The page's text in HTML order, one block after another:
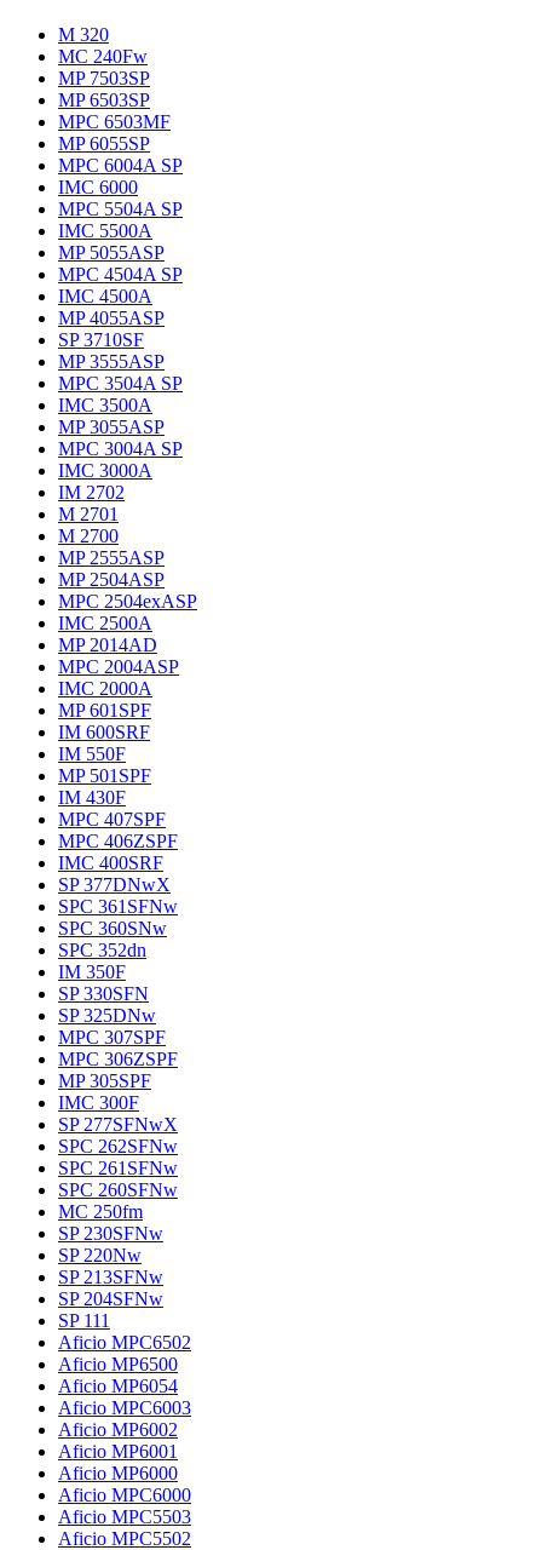
M 320
MC 240Fw
MP 7503SP
MP 6503SP
MPC 6503MF
MP 6055SP
MPC 6004A SP
IMC 6000
MPC 5504A SP
IMC 5500A
MP 5055ASP
MPC 4504A SP
IMC 4500A
MP 4055ASP
SP 3710SF
MP 3555ASP
MPC 3504A SP
IMC 3500A
MP 3055ASP
MPC 3004A SP
IMC 3000A
IM 2702
M 2701
M 2700
MP 2555ASP
MP 2504ASP
MPC 2504exASP
IMC 2500A
MP 2014AD
MPC 2004ASP
IMC 2000A
MP 601SPF
IM 600SRF
IM 550F
MP 501SPF
IM 430F
MPC 407SPF
MPC 406ZSPF
IMC 400SRF
SP 377DNwX
SPC 361SFNw
SPC 360SNw
SPC 352dn
IM 350F
SP 330SFN
SP 325DNw
MPC 307SPF
MPC 306ZSPF
MP 305SPF
IMC 300F
SP 277SFNwX
SPC 262SFNw
SPC 261SFNw
SPC 260SFNw
MC 250fm
SP 230SFNw
SP 220Nw
SP 213SFNw
SP 204SFNw
SP 111
Aficio MPC6502
Aficio MP6500
Aficio MP6054
Aficio MPC6003
Aficio MP6002
Aficio MP6001
Aficio MP6000
Aficio MPC6000
Aficio MPC5503
Aficio MPC5502